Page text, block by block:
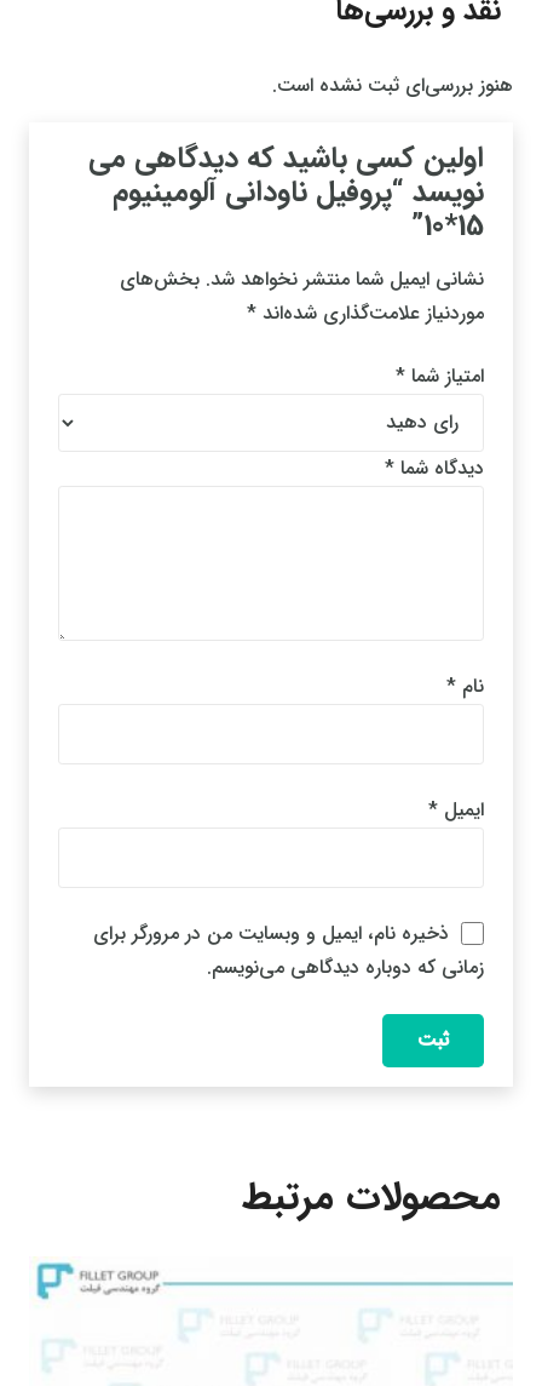
نقد و بررسی‌ها
هنوز بررسی‌ای ثبت نشده است.
اولین کسی باشید که دیدگاهی می
نویسد “پروفیل ناودانی آلومینیوم
15*10”
نشانی ایمیل شما منتشر نخواهد شد. بخش‌های
موردنیاز علامت‌گذاری شده‌اند *
امتیاز شما *
دیدگاه شما *
نام *
ایمیل *
ذخیره نام، ایمیل و وبسایت من در مرورگر برای
زمانی که دوباره دیدگاهی می‌نویسم.
محصولات مرتبط